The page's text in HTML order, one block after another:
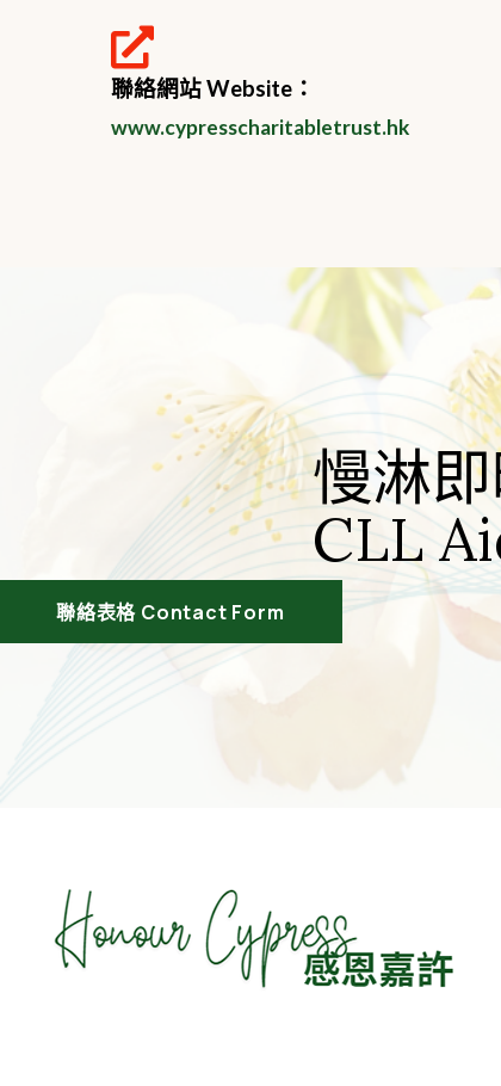
聯絡網站 Website：
www.cypresscharitabletrust.hk
慢淋
CLL
聯絡表格 Contact Form